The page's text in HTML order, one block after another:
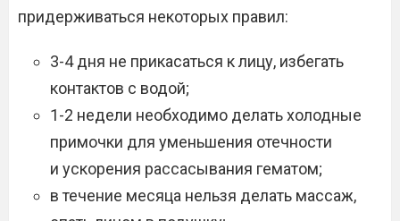
придерживаться некоторых правил:
3-4 дня не прикасаться к лицу, избегать
контактов с водой;
1-2 недели необходимо делать холодные
примочки для уменьшения отечности
и ускорения рассасывания гематом;
в течение месяца нельзя делать массаж,